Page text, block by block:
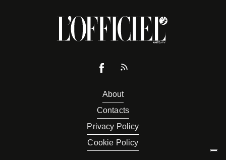
About
Contacts
Privacy Policy
Cookie Policy